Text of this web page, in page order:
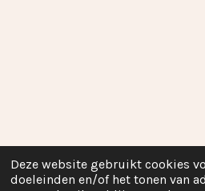
Deze website gebruikt cookies
doeleinden en/of het tonen van